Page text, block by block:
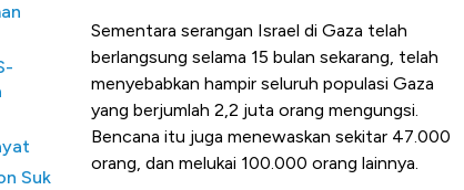
Suk
Sementara serangan Israel di Gaza telah
berlangsung selama 15 bulan sekarang, telah
menyebabkan hampir seluruh populasi Gaza
yang berjumlah 2,2 juta orang mengungsi.
Bencana itu juga menewaskan sekitar 47.000
orang, dan melukai 100.000 orang lainnya.